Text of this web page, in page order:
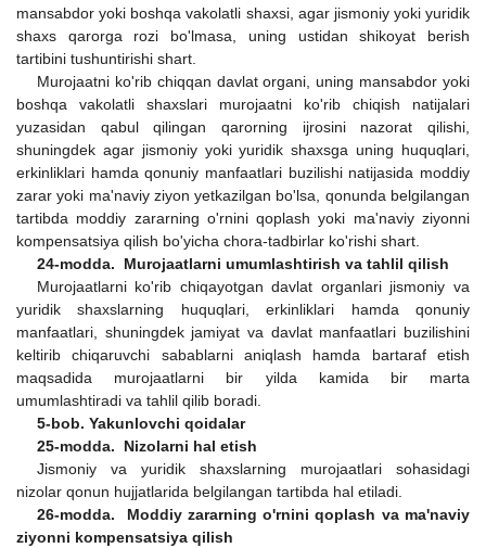
mansabdor yoki boshqa vakolatli shaxsi, agar jismoniy yoki yuridik
shaxs qarorga rozi bo'lmasa, uning ustidan shikoyat berish
tartibini tushuntirishi shart.
Murojaatni ko'rib chiqqan davlat organi, uning mansabdor yoki
boshqa vakolatli shaxslari murojaatni ko'rib chiqish natijalari
yuzasidan qabul qilingan qarorning ijrosini nazorat qilishi,
shuningdek agar jismoniy yoki yuridik shaxsga uning huquqlari,
erkinliklari hamda qonuniy manfaatlari buzilishi natijasida moddiy
zarar yoki ma'naviy ziyon yetkazilgan bo'lsa, qonunda belgilangan
tartibda moddiy zararning o'rnini qoplash yoki ma'naviy ziyonni
kompensatsiya qilish bo'yicha chora-tadbirlar ko'rishi shart.
24-modda. Murojaatlarni umumlashtirish va tahlil qilish
Murojaatlarni ko'rib chiqayotgan davlat organlari jismoniy va
yuridik shaxslarning huquqlari, erkinliklari hamda qonuniy
manfaatlari, shuningdek jamiyat va davlat manfaatlari buzilishini
keltirib chiqaruvchi sabablarni aniqlash hamda bartaraf etish
maqsadida murojaatlarni bir yilda kamida bir marta
umumlashtiradi va tahlil qilib boradi.
5-bob. Yakunlovchi qoidalar
25-modda. Nizolarni hal etish
Jismoniy va yuridik shaxslarning murojaatlari sohasidagi
nizolar qonun hujjatlarida belgilangan tartibda hal etiladi.
26-modda. Moddiy zararning o'rnini qoplash va ma'naviy
ziyonni kompensatsiya qilish